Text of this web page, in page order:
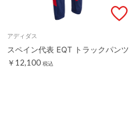
アディダス
スペイン代表 EQT トラックパンツ
￥12,100 税込